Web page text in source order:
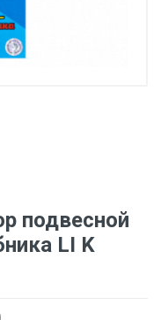
подвесной
LI K